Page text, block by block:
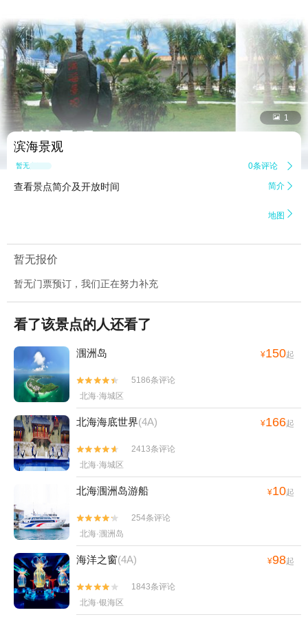
 1
滨海景观
暂无点评 0条评论 
查看景点简介及开放时间 简介 
地图 
暂无报价
暂无门票预订，我们正在努力补充
看了该景点的人还看了
涠洲岛 ¥150起


5186条评论
北海·海城区
北海海底世界(4A) ¥166起


2413条评论
北海·海城区
北海涠洲岛游船 ¥10起


254条评论
北海·涠洲岛
海洋之窗(4A) ¥98起


1843条评论
北海·银海区